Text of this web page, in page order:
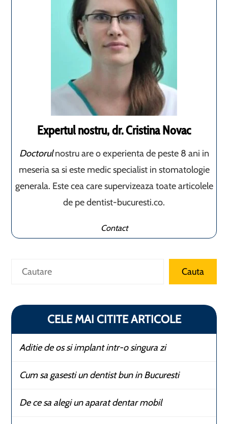
Expertul nostru, dr. Cristina Novac
Doctorulnostru are o experienta de peste 8 ani in
meseria sa si este medic specialist in stomatologie
generala. Este cea care supervizeaza toate articolele
de pe dentist-bucuresti.co.
Contact
Caută Cauta
CELE MAI CITITE ARTICOLE
Aditie de os si implant intr-o singura zi
Cum sa gasesti un dentist bun in Bucuresti
De ce sa alegi un aparat dentar mobil